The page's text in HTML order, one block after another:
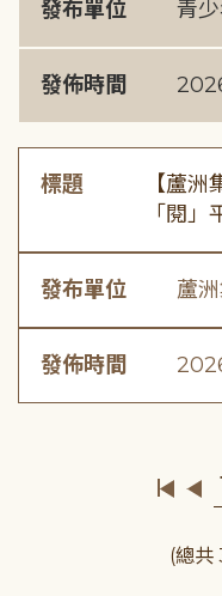
發布單位 青
發佈時間
標題
【蘆
「閱」
發布單位 蘆
發佈時間
(總共